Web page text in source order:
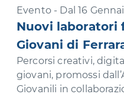
Evento - Dal 16
Nuovi laboratori
Giovani di
Percorsi creativi,
giovani, promossi
Giovanili in